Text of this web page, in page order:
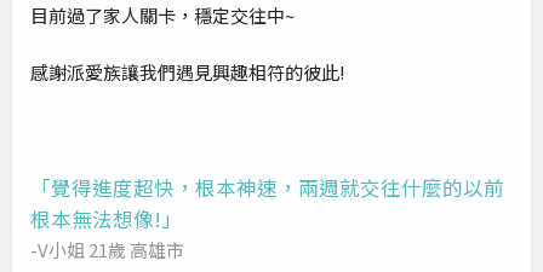
目前過了家人關卡，穩定交往中~
感謝派愛族讓我們遇見興趣相符的彼此!
「覺得進度超快，根本神速，兩週就交往什麼的以前
根本無法想像!」
-V小姐 21歲 高雄市